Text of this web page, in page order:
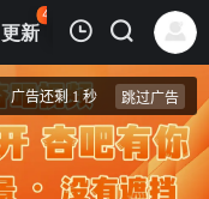
更新
44
热榜 APP
1